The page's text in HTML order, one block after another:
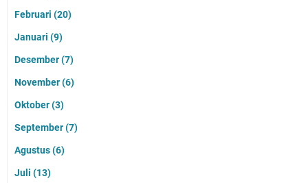
Februari (20)
Januari (9)
Desember(7)
November(6)
Oktober(3)
September(7)
Agustus(6)
Juli (13)